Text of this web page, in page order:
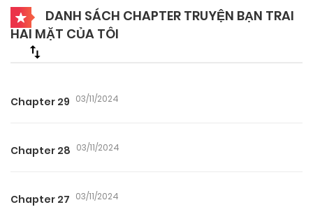
DANH SÁCH CHAPTER TRUYỆN BẠN TRAI
HAI MẶT CỦA TÔI
Chapter 29 03/11/2024
Chapter 28 03/11/2024
Chapter 27 03/11/2024